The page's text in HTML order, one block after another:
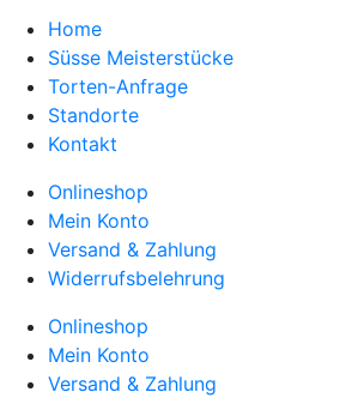
Home
Süsse Meisterstücke
Torten-Anfrage
Standorte
Kontakt
Onlineshop
Mein Konto
Versand & Zahlung
Widerrufsbelehrung
Onlineshop
Mein Konto
Versand & Zahlung